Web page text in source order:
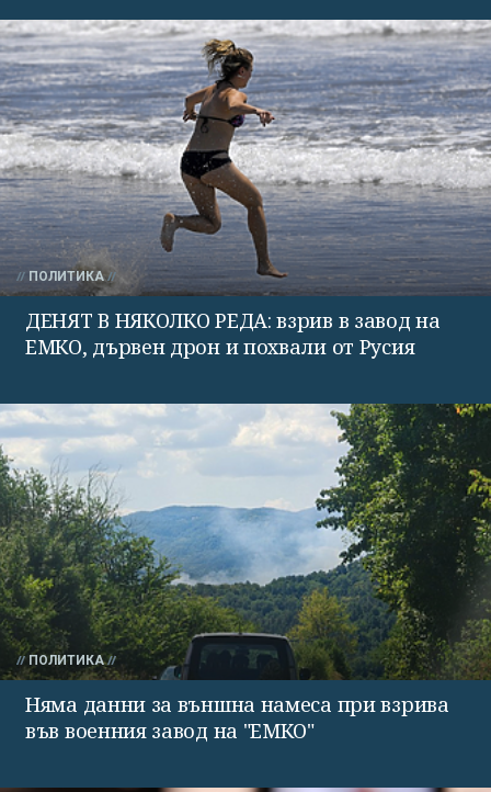
ПОЛИТИКА
ДЕНЯТ В НЯКОЛКО РЕДА: взрив в завод на
ЕМКО, дървен дрон и похвали от Русия
ПОЛИТИКА
Няма данни за външна намеса при взрива
във военния завод на "ЕМКО"